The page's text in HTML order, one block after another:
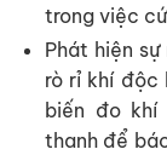
trong việc
Phát hiện
rò rỉ khí độc
biến đo
thanh để